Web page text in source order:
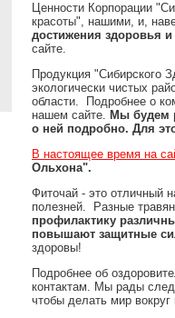
Ценности Корпорации
красоты", нашими, и,
достижения здоровья и
сайте.
Продукция "Сибирского
экологически чистых
области. Подробнее о
нашем сайте. Мы будем
о ней подробно. Для
В настоящее время на
Ольхона".
Фиточай - это отличный
полезней. Разные
профилактику
повышают защитные
здоровы!
Подробнее об
контактам. Мы рады
чтобы делать мир вокруг